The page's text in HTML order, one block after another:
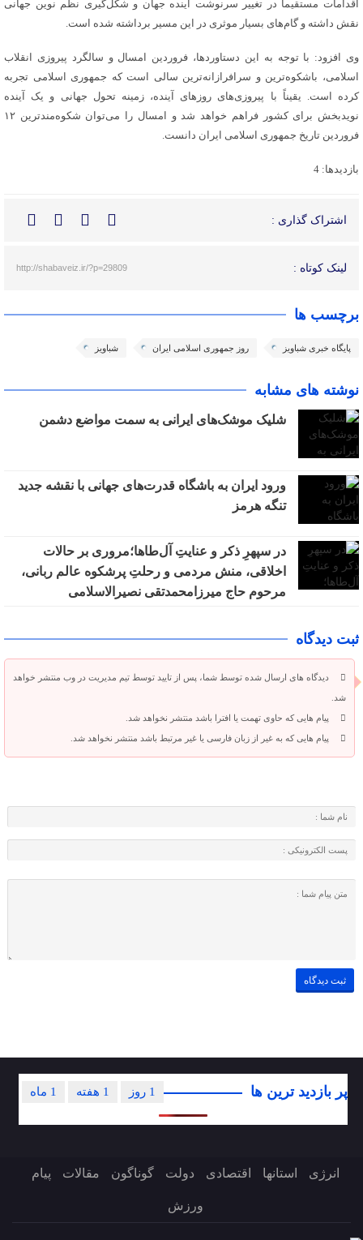
اقدامات مستقیماً در تغییر سرنوشت آینده جهان و شکل‌گیری نظم نوین جهانی
نقش داشته و گام‌های بسیار موثری در این مسیر برداشته شده است.
وی افزود: با توجه به این دستاوردها، فروردین امسال و سالگرد پیروزی انقلاب
اسلامی، باشکوه‌ترین و سرافرازانه‌ترین سالی است که جمهوری اسلامی تجربه
کرده است. یقیناً با پیروزی‌های روزهای آینده، زمینه تحول جهانی و یک آینده
نویدبخش برای کشور فراهم خواهد شد و امسال را می‌توان شکوه‌مندترین ۱۲
فروردین تاریخ جمهوری اسلامی ایران دانست.
بازدیدها: 4
اشتراک گذاری :
لینک کوتاه : http://shabaveiz.ir/?p=29809
برچسب ها
پایگاه خبری شباویز روز جمهوری اسلامی ایران شباویز
نوشته های مشابه
شلیک موشک‌های ایرانی به سمت مواضع دشمن
ورود ایران به باشگاه قدرت‌های جهانی با نقشه جدید
تنگه هرمز
در سپهرِ ذکر و عنایتِ آل‌طاها؛مروری بر حالات
اخلاقی، منش مردمی و رحلتِ پرشکوه عالم ربانی،
مرحوم حاج میرزامحمدتقی نصیرالاسلامی
ثبت دیدگاه
دیدگاه های ارسال شده توسط شما، پس از تایید توسط تیم مدیریت در وب منتشر خواهد
شد.
پیام هایی که حاوی تهمت یا افترا باشد منتشر نخواهد شد.
پیام هایی که به غیر از زبان فارسی یا غیر مرتبط باشد منتشر نخواهد شد.
پر بازدید ترین ها 1 ماه 1 هفته 1 روز
انرژی استانها اقتصادی دولت گوناگون مقالات پیام
ورزش